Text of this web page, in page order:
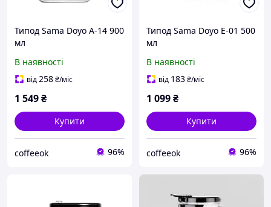
Типод Sama Doyo A-14 900
мл
В наявності
від258₴/міс
1 549₴
Купити
coffeeok 96%
Типод Sama Doyo E-01 500
мл
В наявності
від 183₴/міс
1 099₴
Купити
coffeeok 96%